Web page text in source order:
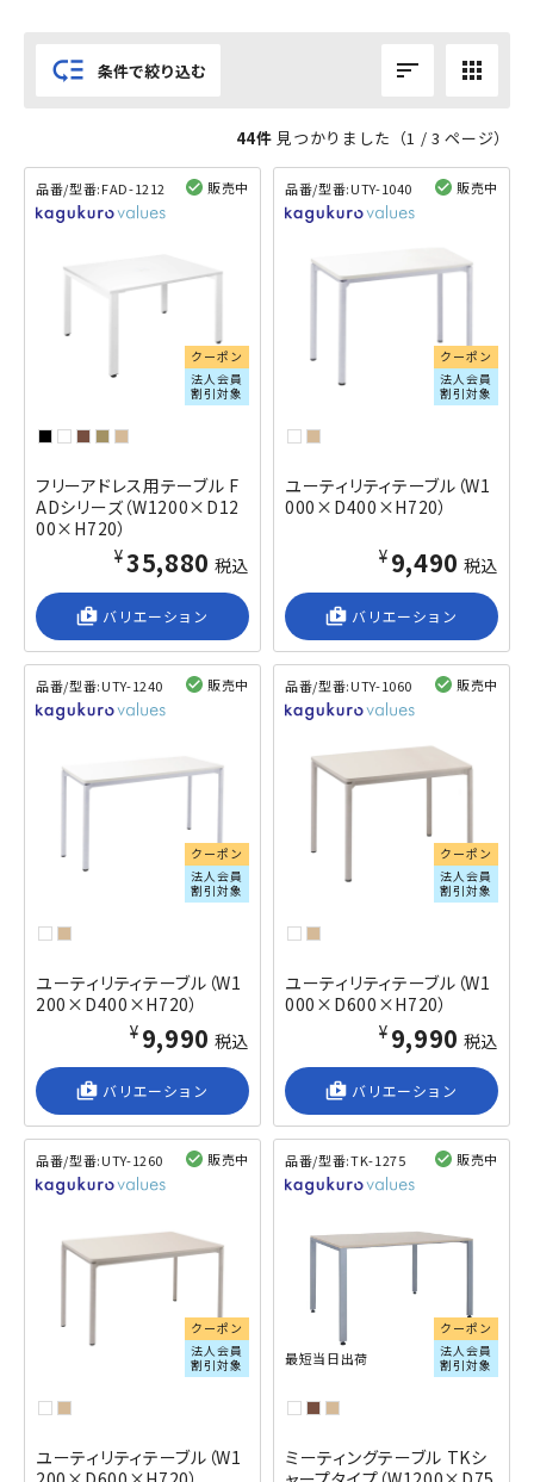
low_priority 条件で絞り込む sort apps
44件 見つかりました（1 / 3 ページ）
品番/型番:FAD-1212 販売中
クーポン
法人会員
割引対象
フリーアドレス用テーブル F
ADシリーズ（W1200×D12
00×H720）
¥35,880 税込
shop_2 バリエーション
品番/型番:UTY-1040 販売中
クーポン
法人会員
割引対象
ユーティリティテーブル（W1
000×D400×H720）
¥9,490 税込
shop_2 バリエーション
品番/型番:UTY-1240 販売中
クーポン
法人会員
割引対象
ユーティリティテーブル（W1
200×D400×H720）
¥9,990 税込
shop_2 バリエーション
品番/型番:UTY-1060 販売中
クーポン
法人会員
割引対象
ユーティリティテーブル（W1
000×D600×H720）
¥9,990 税込
shop_2 バリエーション
品番/型番:UTY-1260 販売中
クーポン
法人会員
割引対象
ユーティリティテーブル（W1
品番/型番:TK-1275 販売中
クーポン
法人会員
割引対象
最短当日出荷
ミーティングテーブル TKシ